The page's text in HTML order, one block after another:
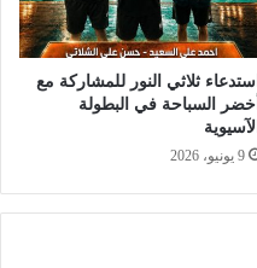
استدعاء ثلاثي النور للمشاركة مع
أخضر السباحة في البطولة
الآسيوية
9 يونيو، 2026